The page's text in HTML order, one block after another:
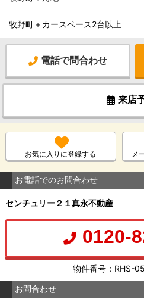
牧野町＋カースペース2台以上
電話で問合わせ
来店
お気に入りに登録する メ
お電話でのお問合わせ
センチュリー２１真永不動産
0120-
物件番号：RHS-
お問合わせ